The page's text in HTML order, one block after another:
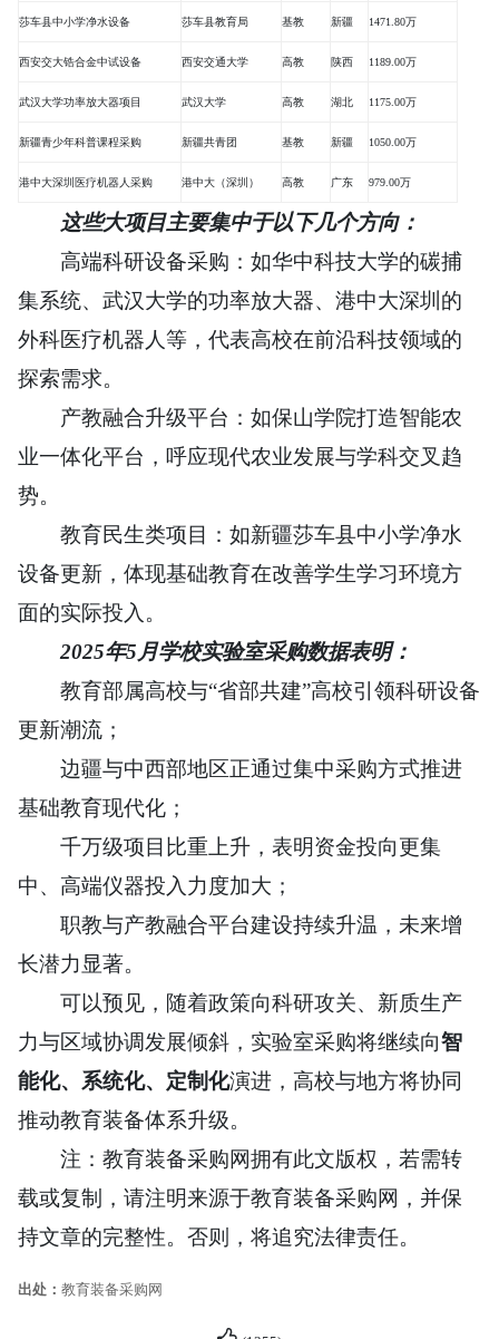
莎车县中小学净水设备 莎车县教育局 基教 新疆 1471.80万
西安交大锆合金中试设备 西安交通大学 高教 陕西 1189.00万
武汉大学功率放大器项目 武汉大学 高教 湖北 1175.00万
新疆青少年科普课程采购 新疆共青团 基教 新疆 1050.00万
港中大深圳医疗机器人采购 港中大（深圳） 高教 广东 979.00万
这些大项目主要集中于以下几个方向：
高端科研设备采购：如华中科技大学的碳捕
集系统、武汉大学的功率放大器、港中大深圳的
外科医疗机器人等，代表高校在前沿科技领域的
探索需求。
产教融合升级平台：如保山学院打造智能农
业一体化平台，呼应现代农业发展与学科交叉趋
势。
教育民生类项目：如新疆莎车县中小学净水
设备更新，体现基础教育在改善学生学习环境方
面的实际投入。
2025年5月学校实验室采购数据表明：
教育部属高校与“省部共建”高校引领科研设备
更新潮流；
边疆与中西部地区正通过集中采购方式推进
基础教育现代化；
千万级项目比重上升，表明资金投向更集
中、高端仪器投入力度加大；
职教与产教融合平台建设持续升温，未来增
长潜力显著。
可以预见，随着政策向科研攻关、新质生产
力与区域协调发展倾斜，实验室采购将继续向智
能化、系统化、定制化演进，高校与地方将协同
推动教育装备体系升级。
注：教育装备采购网拥有此文版权，若需转
载或复制，请注明来源于教育装备采购网，并保
持文章的完整性。否则，将追究法律责任。
出处： 教育装备采购网